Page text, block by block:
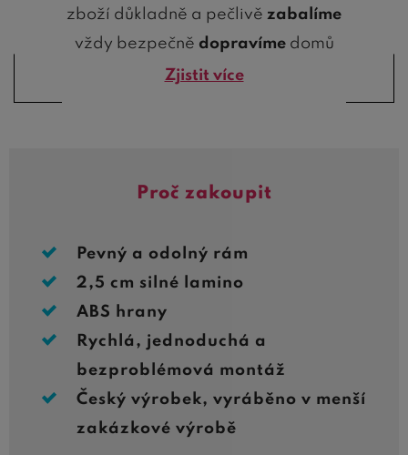
zboží důkladně a pečlivě zabalíme
vždy bezpečně dopravímedomů
Zjistit více
Proč zakoupit
Pevný a odolný rám
2,5 cm silné lamino
ABS hrany
Rychlá, jednoduchá a
bezproblémová montáž
Český výrobek, vyráběno v menší
zakázkové výrobě